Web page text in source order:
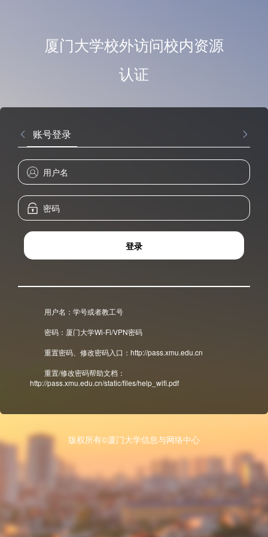
厦门大学校外访问校内资源
认证
账号登录
登录
用户名：学号或者教工号
密码：厦门大学Wi-Fi/VPN密码
重置密码、修改密码入口：http://pass.xmu.edu.cn
重置/修改密码帮助文档：
http://pass.xmu.edu.cn/static/files/help_wifi.pdf
版权所有©厦门大学信息与网络中心